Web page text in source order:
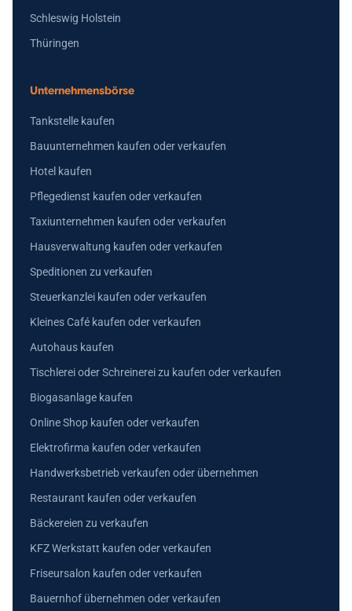
Schleswig Holstein
Thüringen
Unternehmensbörse
Tankstelle kaufen
Bauunternehmen kaufen oder verkaufen
Hotel kaufen
Pflegedienst kaufen oder verkaufen
Taxiunternehmen kaufen oder verkaufen
Hausverwaltung kaufen oder verkaufen
Speditionen zu verkaufen
Steuerkanzlei kaufen oder verkaufen
Kleines Café kaufen oder verkaufen
Autohaus kaufen
Tischlerei oder Schreinerei zu kaufen oder verkaufen
Biogasanlage kaufen
Online Shop kaufen oder verkaufen
Elektrofirma kaufen oder verkaufen
Handwerksbetrieb verkaufen oder übernehmen
Restaurant kaufen oder verkaufen
Bäckereien zu verkaufen
KFZ Werkstatt kaufen oder verkaufen
Friseursalon kaufen oder verkaufen
Bauernhof übernehmen oder verkaufen